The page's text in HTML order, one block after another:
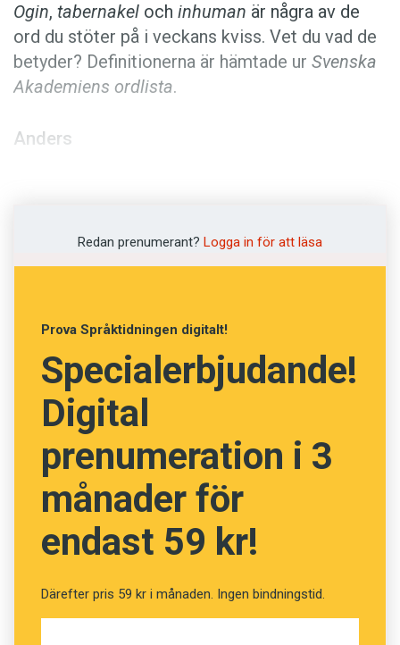
Press
Ogin, tabernakel och inhuman är några av de
ord du stöter på i veckans kviss. Vet du vad de
betyder? Definitionerna är hämtade ur Svenska
Akademiens ordlista.
Anders
Vad betyder orden? (Kviss
Fråga13av24
Ogin
Nykter
Snål
Ofullständig
Stympad
Redan prenumerant? Logga in för att läsa
Prova Språktidningen digitalt!
Specialerbjudande!
Digital
prenumeration i 3
månader för
endast 59 kr!
Därefter pris 59 kr i månaden. Ingen bindningstid.